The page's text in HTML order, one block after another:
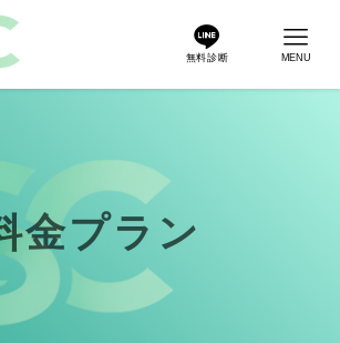
無料診断 MENU
金プラン